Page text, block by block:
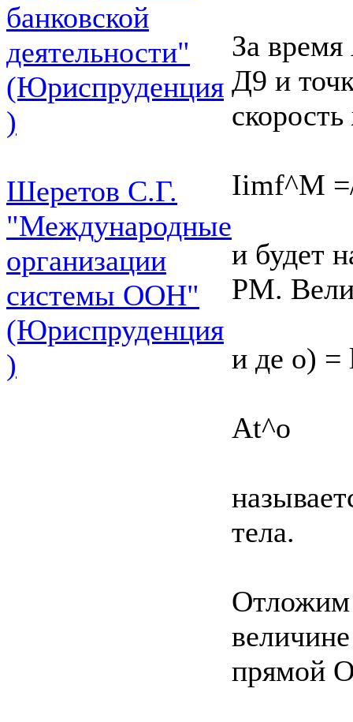
банковской
деятельности"
(Юриспруденция
)
Шеретов С.Г.
"Международные
организации
системы ООН"
(Юриспруденция
)
За время
Д9 и
Iimf^M
и будет
PM.
и де o) =
At^о
тела.
Отложим
прямой